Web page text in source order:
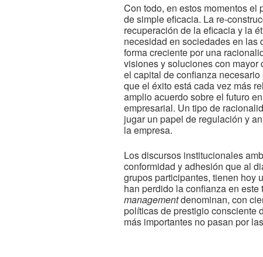
Con todo, en estos momentos el
de simple eficacia. La re-
recuperación de la eficacia y la
necesidad en sociedades en
forma creciente por una
visiones y soluciones con
el capital de confianza
que el éxito está cada vez más
amplio acuerdo sobre el futuro
empresarial. Un tipo de
jugar un papel de regulación y
la empresa.
Los discursos institucionales
conformidad y adhesión que al
grupos participantes, tienen hoy
han perdido la confianza en
managementdenominan, con
políticas de prestigio
más importantes no pasan por